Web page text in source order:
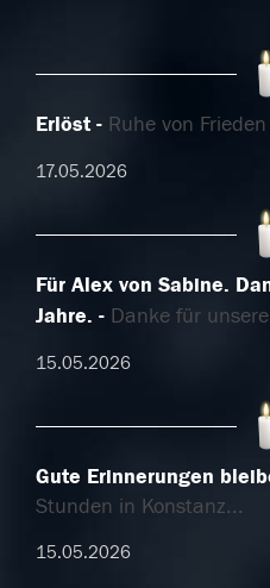
Erlöst Ruhe von
17.05.2026
Für Alex von Sabine.
Jahre.
Danke für
15.05.2026
Gute Erinnerungen
Stunden in Konstanz...
15.05.2026